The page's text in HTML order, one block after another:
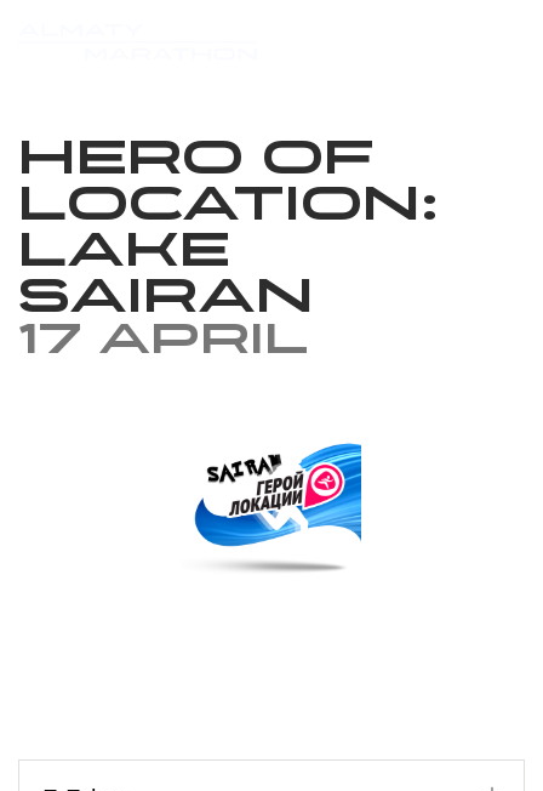
Hero of
location: ​​
Lake
Sairan
17 April